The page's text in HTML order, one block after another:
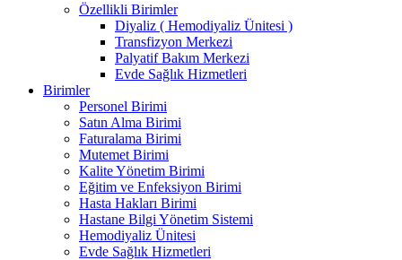
Özellikli Birimler
Diyaliz ( Hemodiyaliz Ünitesi )
Transfizyon Merkezi
Palyatif Bakım Merkezi
Evde Sağlık Hizmetleri
Birimler
Personel Birimi
Satın Alma Birimi
Faturalama Birimi
Mutemet Birimi
Kalite Yönetim Birimi
Eğitim ve Enfeksiyon Birimi
Hasta Hakları Birimi
Hastane Bilgi Yönetim Sistemi
Hemodiyaliz Ünitesi
Evde Sağlık Hizmetleri